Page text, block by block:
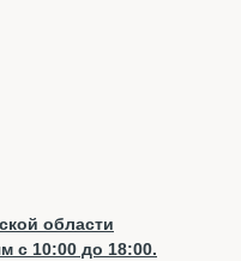
области
с 10:00 до 18:00.